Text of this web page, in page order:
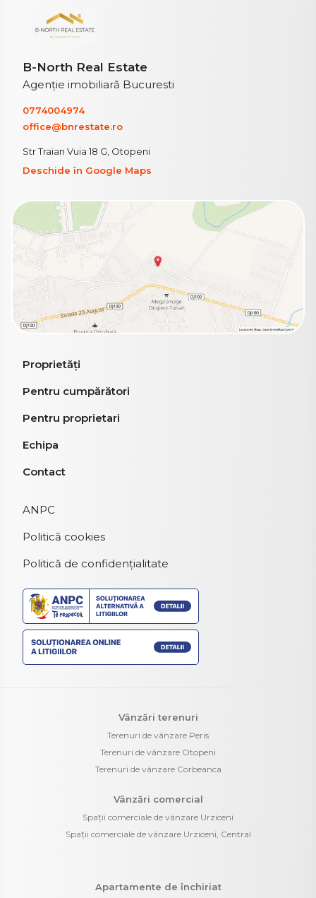
B-North Real Estate
Agenție imobiliară Bucuresti
0774004974
office@bnrestate.ro
Str Traian Vuia 18 G, Otopeni
Deschide în Google Maps
Proprietăți
Pentru cumpărători
Pentru proprietari
Echipa
Contact
ANPC
Politică cookies
Politică de confidențialitate
Vânzări terenuri
Terenuri de vânzare Peris
Terenuri de vânzare Otopeni
Terenuri de vânzare Corbeanca
Vânzări comercial
Spații comerciale de vânzare Urziceni
Spații comerciale de vânzare Urziceni, Central
Apartamente de închiriat